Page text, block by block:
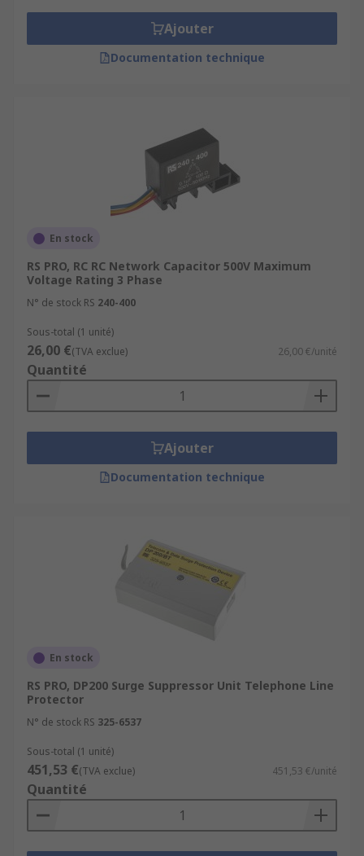
Ajouter
Documentation technique
En stock
RS PRO, RC RC Network Capacitor 500V Maximum
Voltage Rating 3 Phase
N° de stock RS 240-400
Sous-total (1 unité)
26,00 €(TVA exclue) 26,00 €/unité
Quantité
Ajouter
Documentation technique
En stock
RS PRO, DP200 Surge Suppressor Unit Telephone Line
Protector
N° de stock RS 325-6537
Sous-total (1 unité)
451,53 €(TVA exclue) 451,53 €/unité
Quantité